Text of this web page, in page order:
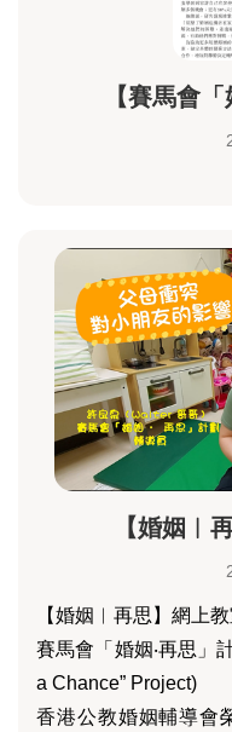
【賽馬會
【婚姻︳
【婚姻︳再思】網上
賽馬會「婚姻‧再思」
a Chance” Project)
香港公教婚姻輔導會